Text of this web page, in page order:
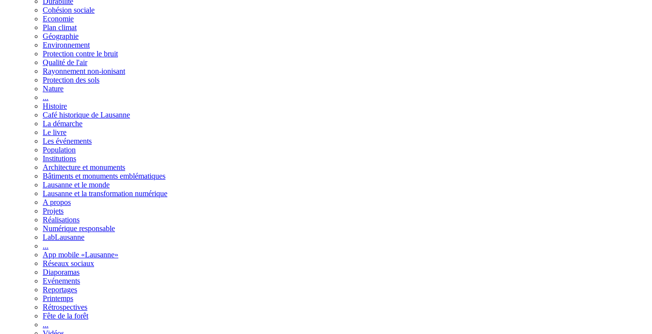
Cohésion sociale
Economie
Plan climat
Géographie
Environnement
Protection contre le bruit
Qualité de l'air
Rayonnement non-ionisant
Protection des sols
Nature
...
Histoire
Café historique de Lausanne
La démarche
Le livre
Les événements
Population
Institutions
Architecture et monuments
Bâtiments et monuments emblématiques
Lausanne et le monde
Lausanne et la transformation numérique
A propos
Projets
Réalisations
Numérique responsable
LabLausanne
...
App mobile «Lausanne»
Réseaux sociaux
Diaporamas
Evénements
Reportages
Printemps
Rétrospectives
Fête de la forêt
...